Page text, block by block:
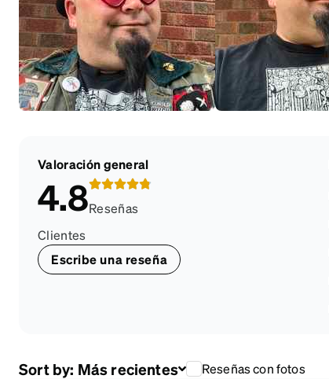
Valoración general
4.8Reseñas
Clientes
Escribe una reseña
Sort by: Más recientes Reseñas con fotos